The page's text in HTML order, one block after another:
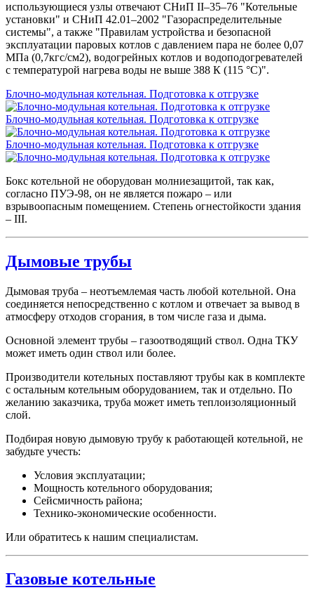
использующиеся узлы отвечают СНиП II–35–76 "Котельные
установки" и СНиП 42.01–2002 "Газораспределительные
системы", а также "Правилам устройства и безопасной
эксплуатации паровых котлов с давлением пара не более 0,07
МПа (0,7кгс/см2), водогрейных котлов и водоподогревателей
с температурой нагрева воды не выше 388 К (115 °С)".
Блочно-модульная котельная. Подготовка к отгрузке
Блочно-модульная котельная. Подготовка к отгрузке
Блочно-модульная котельная. Подготовка к отгрузке
Бокс котельной не оборудован молниезащитой, так как,
согласно ПУЭ-98, он не является пожаро – или
взрывоопасным помещением. Степень огнестойкости здания
– III.
Дымовые трубы
Дымовая труба – неотъемлемая часть любой котельной. Она
соединяется непосредственно с котлом и отвечает за вывод в
атмосферу отходов сгорания, в том числе газа и дыма.
Основной элемент трубы – газоотводящий ствол. Одна ТКУ
может иметь один ствол или более.
Производители котельных поставляют трубы как в комплекте
с остальным котельным оборудованием, так и отдельно. По
желанию заказчика, труба может иметь теплоизоляционный
слой.
Подбирая новую дымовую трубу к работающей котельной, не
забудьте учесть:
Условия эксплуатации;
Мощность котельного оборудования;
Сейсмичность района;
Технико-экономические особенности.
Или обратитесь к нашим специалистам.
Газовые котельные